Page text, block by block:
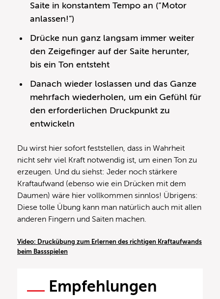
Saite in konstantem Tempo an (“Motor
anlassen!”)
Drücke nun ganz langsam immer weiter
den Zeigefinger auf der Saite herunter,
bis ein Ton entsteht
Danach wieder loslassen und das Ganze
mehrfach wiederholen, um ein Gefühl für
den erforderlichen Druckpunkt zu
entwickeln
Du wirst hier sofort feststellen, dass in Wahrheit
nicht sehr viel Kraft notwendig ist, um einen Ton zu
erzeugen. Und du siehst: Jeder noch stärkere
Kraftaufwand (ebenso wie ein Drücken mit dem
Daumen) wäre hier vollkommen sinnlos! Übrigens:
Diese tolle Übung kann man natürlich auch mit allen
anderen Fingern und Saiten machen.
Video: Druckübung zum Erlernen des richtigen Kraftaufwands
beim Bassspielen
Empfehlungen